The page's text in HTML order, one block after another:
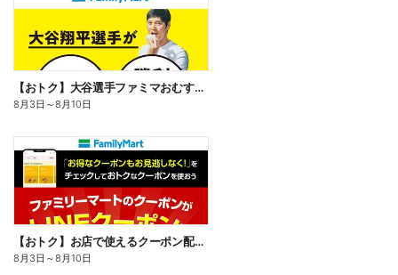
【おトク】大谷選手ファミマおむすび割
8月3日 ～8月10日
【おトク】お店で使えるクーポン配信中
8月3日 ～8月10日